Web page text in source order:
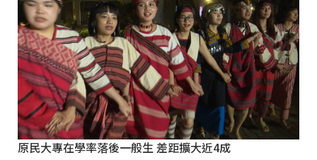
原民大專在學率落後一般生 差距擴大近4成